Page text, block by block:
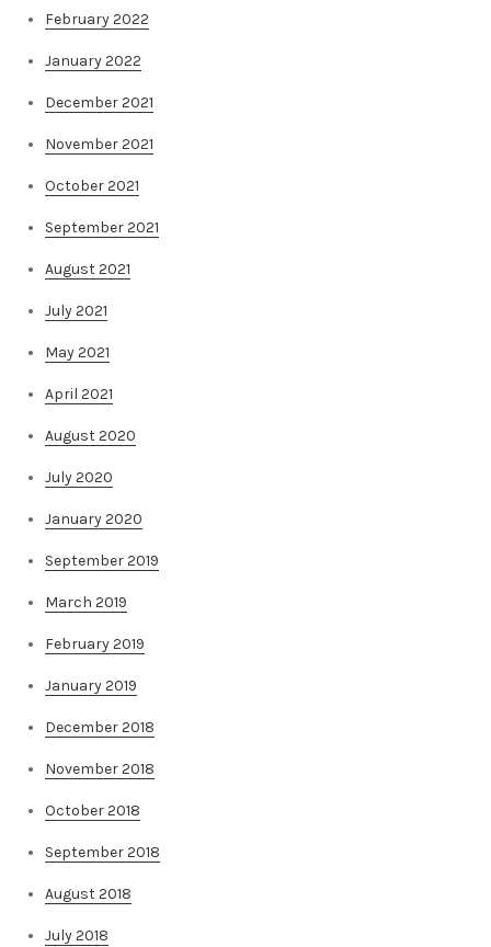
February 2022
January 2022
December 2021
November 2021
October 2021
September 2021
August 2021
July 2021
May 2021
April 2021
August 2020
July 2020
January 2020
September 2019
March 2019
February 2019
January 2019
December 2018
November 2018
October 2018
September 2018
August 2018
July 2018